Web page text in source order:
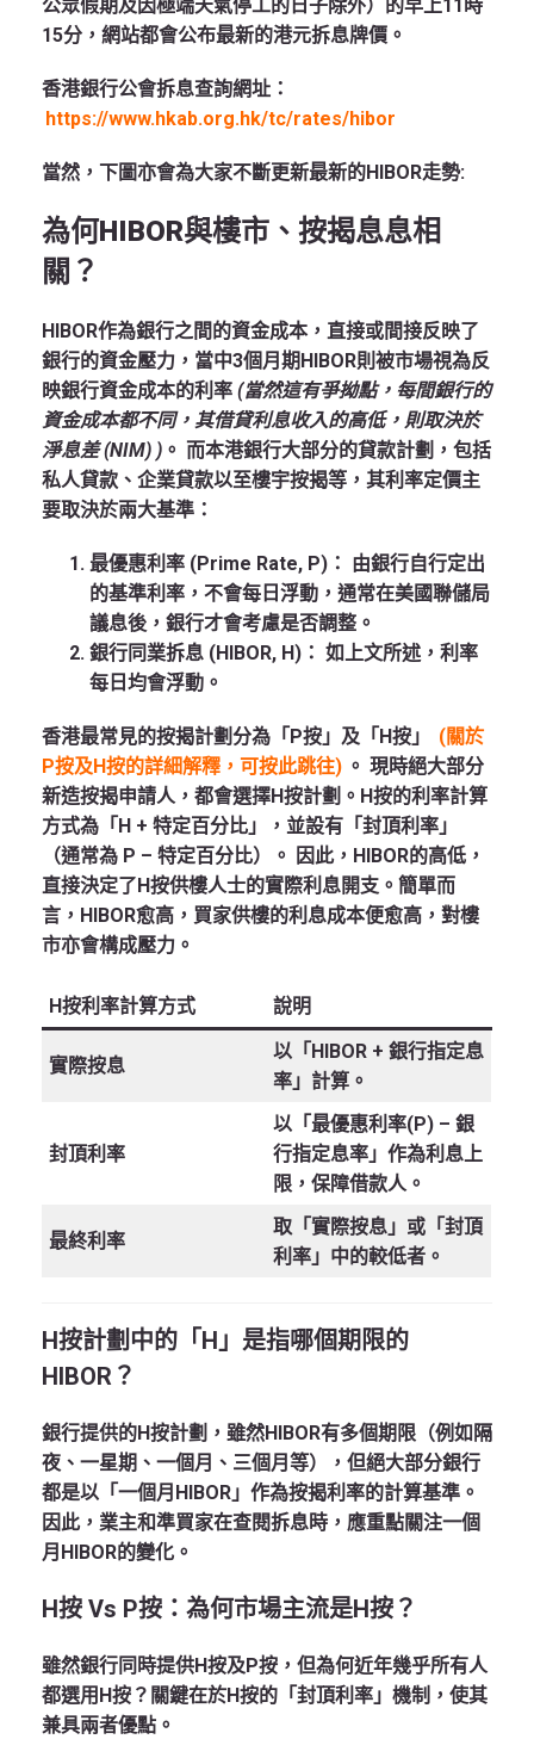
公眾假期及因極端天氣停工的日子除外）的早上11時
15分，網站都會公布最新的港元拆息牌價。
香港銀行公會拆息查詢網址：
https://www.hkab.org.hk/tc/rates/hibor
當然，下圖亦會為大家不斷更新最新的HIBOR走勢:
為何HIBOR與樓市、按揭息息相
關？
HIBOR作為銀行之間的資金成本，直接或間接反映了
銀行的資金壓力，當中3個月期HIBOR則被市場視為反
映銀行資金成本的利率 (當然這有爭拗點，每間銀行的
資金成本都不同，其借貸利息收入的高低，則取決於
淨息差 (NIM) ) 。 而本港銀行大部分的貸款計劃，包括
私人貸款、企業貸款以至樓宇按揭等，其利率定價主
要取決於兩大基準：
最優惠利率 (Prime Rate, P)： 由銀行自行定出
的基準利率，不會每日浮動，通常在美國聯儲局
議息後，銀行才會考慮是否調整。
銀行同業拆息 (HIBOR, H)： 如上文所述，利率
每日均會浮動。
香港最常見的按揭計劃分為「P按」及「H按」
(關於
P按及H按的詳細解釋，可按此跳往) 。 現時絕大部分
新造按揭申請人，都會選擇H按計劃。H按的利率計算
方式為「H + 特定百分比」，並設有「封頂利率」
（通常為 P – 特定百分比）。 因此，HIBOR的高低，
直接決定了H按供樓人士的實際利息開支。簡單而
言，HIBOR愈高，買家供樓的利息成本便愈高，對樓
市亦會構成壓力。
H按利率計算方式 說明
實際按息
以「HIBOR + 銀行指定息
率」計算。
封頂利率
以「最優惠利率(P) – 銀
行指定息率」作為利息上
限，保障借款人。
最終利率
取「實際按息」或「封頂
利率」中的較低者。
H按計劃中的「H」是指哪個期限的
HIBOR？
銀行提供的H按計劃，雖然HIBOR有多個期限（例如隔
夜、一星期、一個月、三個月等），但絕大部分銀行
都是以 「一個月HIBOR」 作為按揭利率的計算基準。
因此，業主和準買家在查閱拆息時，應重點關注一個
月HIBOR的變化。
H按 Vs P按：為何市場主流是H按？
雖然銀行同時提供H按及P按，但為何近年幾乎所有人
都選用H按？關鍵在於H按的「封頂利率」機制，使其
兼具兩者優點。